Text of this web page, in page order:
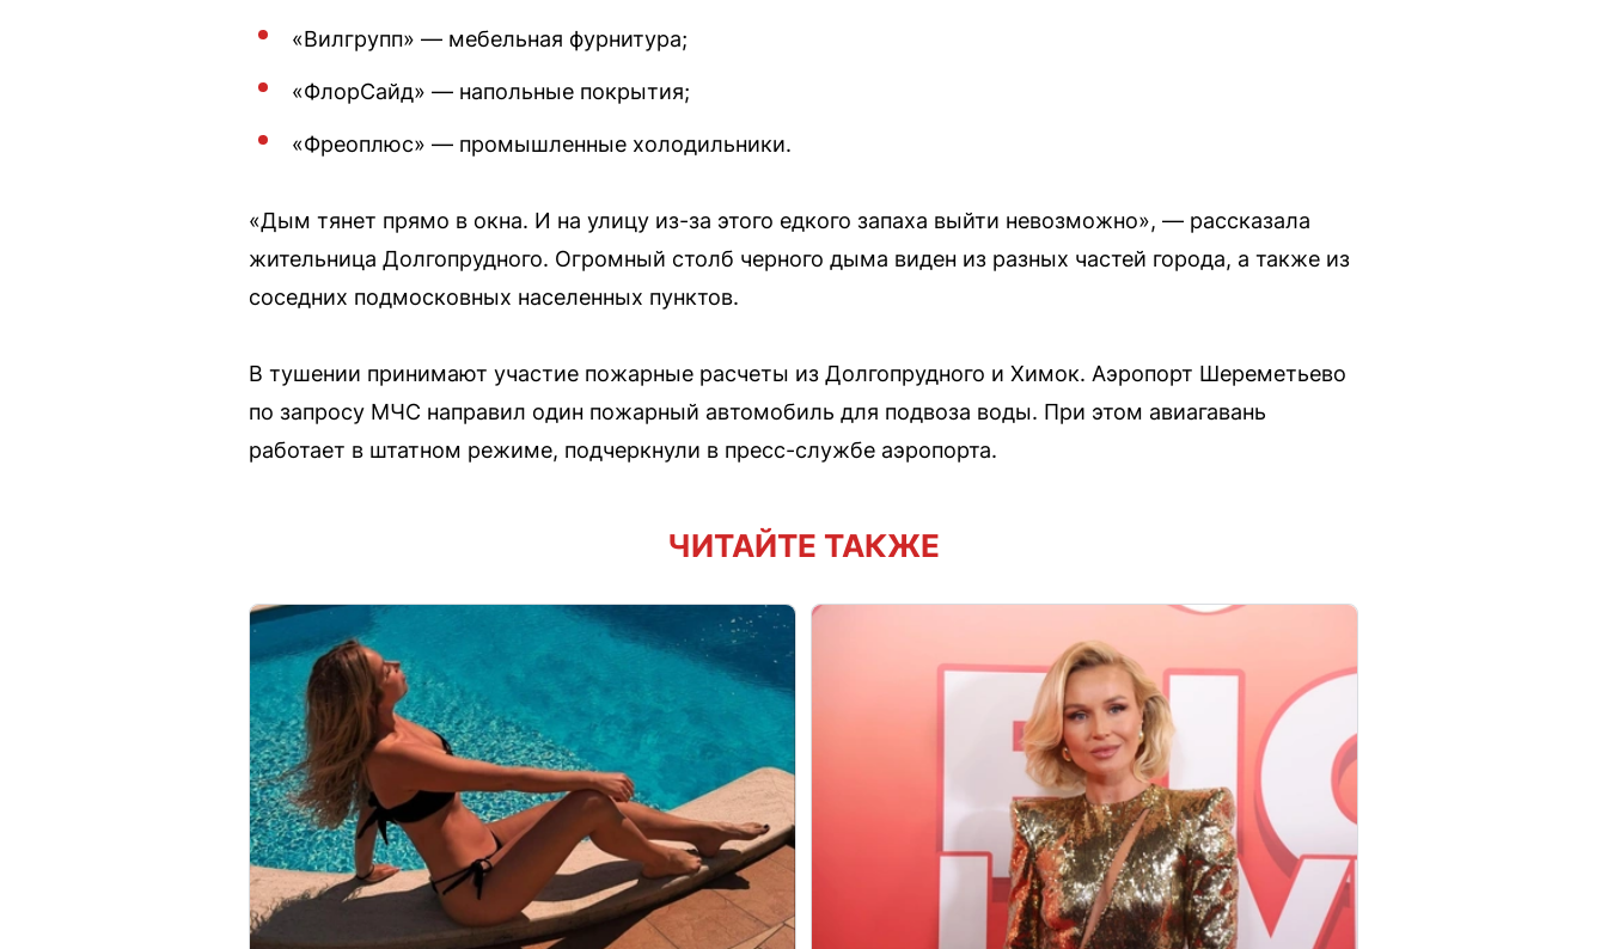
«Вилгрупп» — мебельная фурнитура;
«ФлорСайд» — напольные покрытия;
«Фреоплюс» — промышленные холодильники.
«Дым тянет прямо в окна. И на улицу из-за этого едкого запаха выйти невозможно», — рассказала
жительница Долгопрудного. Огромный столб черного дыма виден из разных частей города, а также из
соседних подмосковных населенных пунктов.
В тушении принимают участие пожарные расчеты из Долгопрудного и Химок. Аэропорт Шереметьево
по запросу МЧС направил один пожарный автомобиль для подвоза воды. При этом авиагавань
работает в штатном режиме, подчеркнули в пресс-службе аэропорта.
ЧИТАЙТЕ ТАКЖЕ